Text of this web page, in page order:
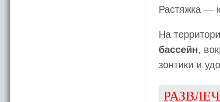
Растяжка —
На
бассейн,
зонтики и